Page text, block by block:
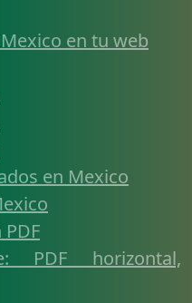
en tu web
en Mexico
PDF horizontal,